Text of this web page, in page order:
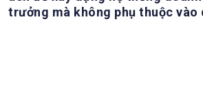
trưởng mà không phụ thuộc vào